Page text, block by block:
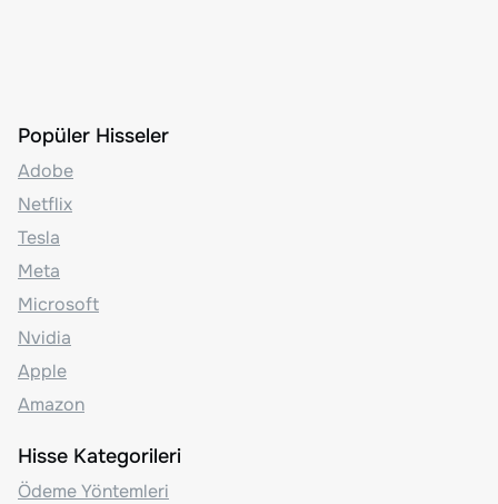
Popüler Hisseler
Adobe
Netflix
Tesla
Meta
Microsoft
Nvidia
Apple
Amazon
Hisse Kategorileri
Ödeme Yöntemleri